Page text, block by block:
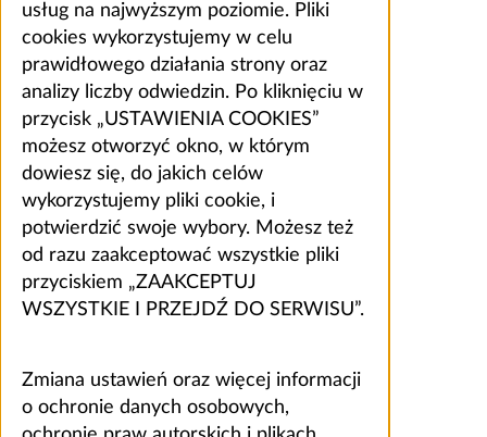
usług na najwyższym poziomie. Pliki
cookies wykorzystujemy w celu
prawidłowego działania strony oraz
analizy liczby odwiedzin. Po kliknięciu w
przycisk „USTAWIENIA COOKIES”
możesz otworzyć okno, w którym
dowiesz się, do jakich celów
wykorzystujemy pliki cookie, i
potwierdzić swoje wybory. Możesz też
od razu zaakceptować wszystkie pliki
przyciskiem „ZAAKCEPTUJ
WSZYSTKIE I PRZEJDŹ DO SERWISU”.
Zmiana ustawień oraz więcej informacji
o ochronie danych osobowych,